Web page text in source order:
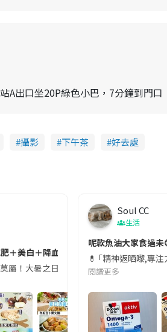
A出口坐20P綠色小巴，7分鐘到門口
攝影 下午茶 好去處
行動電源。一名旅客日前在機場安檢
＋美白＋降血脂
屬！大暑之日，點都要飲碗冬瓜湯消暑
Soul CC
生活
呢款魚油大家食過未
💊 ｢精神返晒嚟,專
閱讀更多